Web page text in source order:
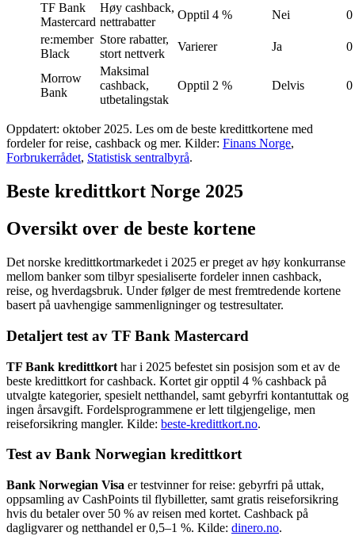
TF Bank
Mastercard
Høy cashback,
nettrabatter
Opptil 4 % Nei
0
re:member
Black
Store rabatter,
stort nettverk
Varierer Ja 0
Morrow
Bank
Maksimal
cashback,
utbetalingstak
Opptil 2 % Delvis 0
Oppdatert: oktober 2025. Les om de beste kredittkortene med
fordeler for reise, cashback og mer. Kilder: Finans Norge,
Forbrukerrådet, Statistisk sentralbyrå.
Beste kredittkort Norge 2025
Oversikt over de beste kortene
Det norske kredittkortmarkedet i 2025 er preget av høy konkurranse
mellom banker som tilbyr spesialiserte fordeler innen cashback,
reise, og hverdagsbruk. Under følger de mest fremtredende kortene
basert på uavhengige sammenligninger og testresultater.
Detaljert test av TF Bank Mastercard
TF Bank kredittkort har i 2025 befestet sin posisjon som et av de
beste kredittkort for cashback. Kortet gir opptil 4 % cashback på
utvalgte kategorier, spesielt netthandel, samt gebyrfri kontantuttak og
ingen årsavgift. Fordelsprogrammene er lett tilgjengelige, men
reiseforsikring mangler. Kilde: beste-kredittkort.no.
Test av Bank Norwegian kredittkort
Bank Norwegian Visa er testvinner for reise: gebyrfri på uttak,
oppsamling av CashPoints til flybilletter, samt gratis reiseforsikring
hvis du betaler over 50 % av reisen med kortet. Cashback på
dagligvarer og netthandel er 0,5–1 %. Kilde: dinero.no.